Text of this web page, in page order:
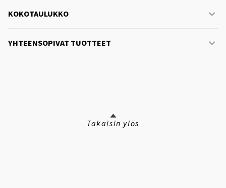
KOKOTAULUKKO
YHTEENSOPIVAT TUOTTEET
Takaisin ylös